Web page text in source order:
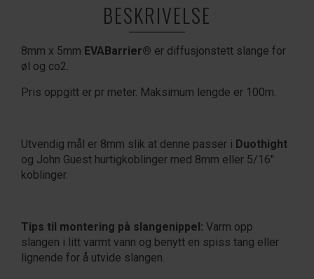
BESKRIVELSE
8mm x 5mm EVABarrier® er diffusjonstett slange for
øl og co2.
Pris oppgitt er pr meter. Maksimum lengde er 100m.
Utvendig mål er 8mm slik at denne passer i Duothight
og John Guest hurtigkoblinger med 8mm eller 5/16"
koblinger.
Tips til montering på slangenippel: Varm opp
slangen i litt varmt vann og benytt en spiss tang eller
lignende for å utvide slangen.